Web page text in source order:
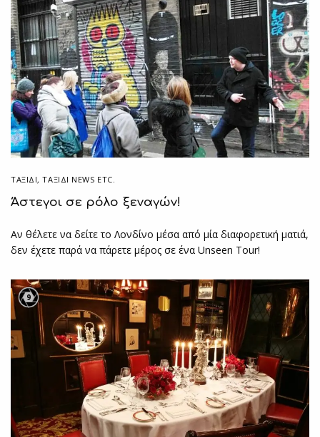
ΤΑΞΙΔΙ,ΤΑΞΊΔΙ NEWS ETC.
Άστεγοι σε ρόλο ξεναγών!
Αν θέλετε να δείτε το Λονδίνο μέσα από μία διαφορετική ματιά,
δεν έχετε παρά να πάρετε μέρος σε ένα Unseen Tour!
9